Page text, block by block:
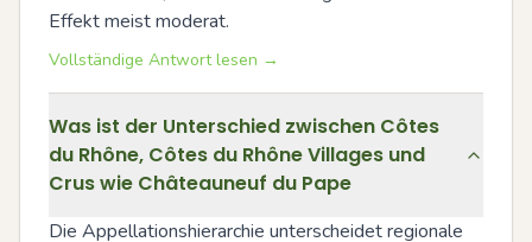
Effekt meist moderat.
Vollständige Antwort lesen →
Was ist der Unterschied zwischen Côtes
du Rhône, Côtes du Rhône Villages und
Crus wie Châteauneuf du Pape
Die Appellationshierarchie unterscheidet regionale